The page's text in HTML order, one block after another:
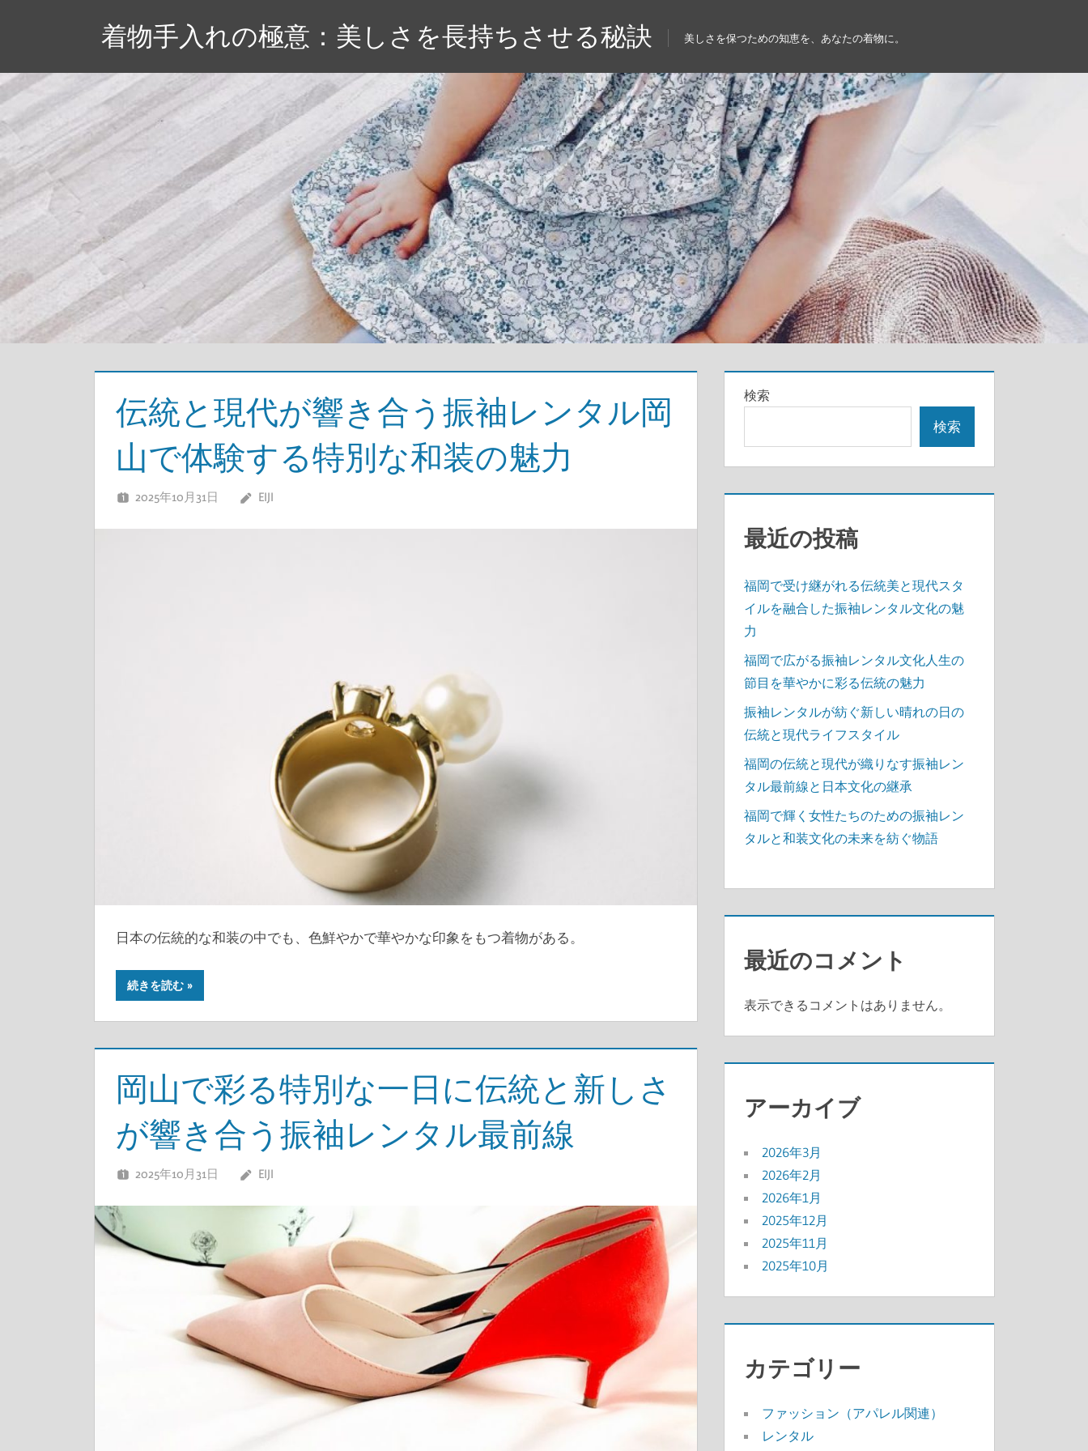
ン
ツ
キ
ッ
プ
着物手入れの極意：美しさを長持ちさせる秘訣 美しさを保つための知恵を、あなたの着物に。
伝統と現代が響き合う振袖レンタル岡
山で体験する特別な和装の魅力
2025年10月31日 EIJI
日本の伝統的な和装の中でも、色鮮やかで華やかな印象をもつ着物がある。
続きを読む
岡山で彩る特別な一日に伝統と新しさ
が響き合う振袖レンタル最前線
2025年10月31日 EIJI
検索
検索
最近の投稿
福岡で受け継がれる伝統美と現代スタ
イルを融合した振袖レンタル文化の魅
力
福岡で広がる振袖レンタル文化人生の
節目を華やかに彩る伝統の魅力
振袖レンタルが紡ぐ新しい晴れの日の
伝統と現代ライフスタイル
福岡の伝統と現代が織りなす振袖レン
タル最前線と日本文化の継承
福岡で輝く女性たちのための振袖レン
タルと和装文化の未来を紡ぐ物語
最近のコメント
表示できるコメントはありません。
アーカイブ
2026年3月
2026年2月
2026年1月
2025年12月
2025年11月
2025年10月
カテゴリー
ファッション（アパレル関連）
レンタル